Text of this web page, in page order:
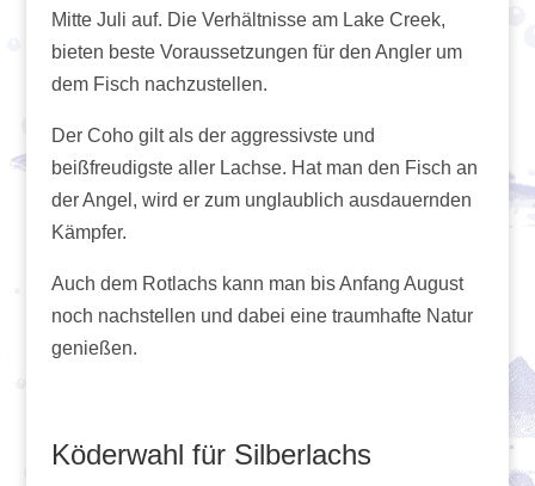
Mitte Juli auf. Die Verhältnisse am Lake Creek,
bieten beste Voraussetzungen für den Angler um
dem Fisch nachzustellen.
Der Coho gilt als der aggressivste und
beißfreudigste aller Lachse. Hat man den Fisch an
der Angel, wird er zum unglaublich ausdauernden
Kämpfer.
Auch dem Rotlachs kann man bis Anfang August
noch nachstellen und dabei eine traumhafte Natur
genießen.
Köderwahl für Silberlachs